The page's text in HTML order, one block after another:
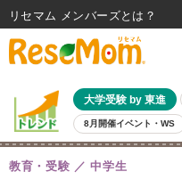
大学受験 by 東進
8月開催イベント・WS
教育・受験 中学生
リセマム メンバーズ